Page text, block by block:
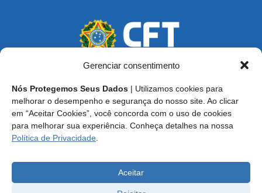
Gerenciar consentimento
Nós Protegemos Seus Dados | Utilizamos cookies para
melhorar o desempenho e segurança do nosso site. Ao clicar
em “Aceitar Cookies”, você concorda com o uso de cookies
para melhorar sua experiência. Conheça detalhes na nossa
Política de Privacidade
Aceitar
Endereço: SCS, Quadra 02, Bloco D, Ed. Oscar Niemeyer,
9º Andar CEP 70.316-900 - Brasília/DF
Central de Atendimento ao Técnico:0800 016-1515